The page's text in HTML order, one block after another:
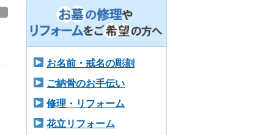
お名前・戒名の彫刻
ご納骨のお手伝い
修理・リフォーム
花立リフォーム